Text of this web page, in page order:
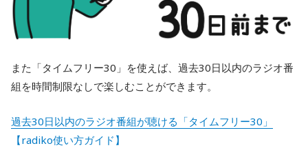
また「タイムフリー30」を使えば、過去30日以内のラジオ番
組を時間制限なしで楽しむことができます。
過去30日以内のラジオ番組が聴ける「タイムフリー30」
【radiko使い方ガイド】